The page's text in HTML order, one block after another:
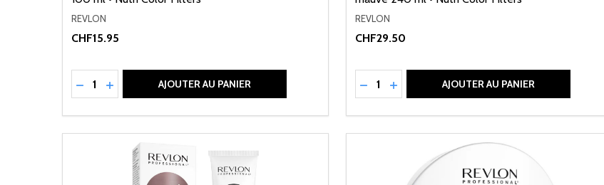
REVLON
CHF15.95
Quantité:
RÉDUIRE LA QUANTITÉ DE UNDEFINED
AUGMENTER LA QUANTITÉ DE UNDEFINED
AJOUTER AU PANIER
REVLON
CHF29.50
Quantité:
RÉDUIRE LA QUANTITÉ DE UNDEFINED
AUGMENTER LA QUANTITÉ DE
AJOUTER AU PANIER